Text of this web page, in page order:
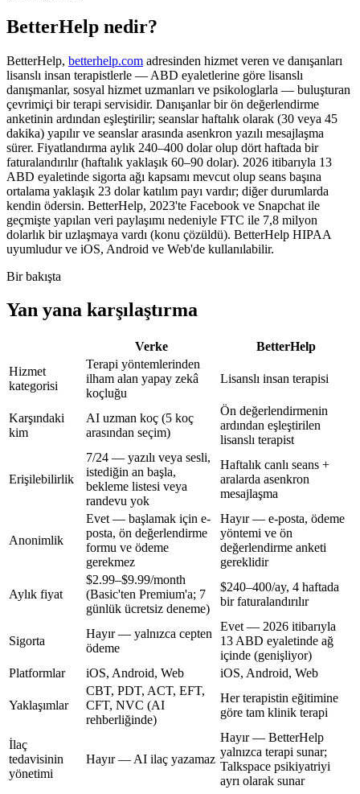
BetterHelp nedir?
BetterHelp, betterhelp.com adresinden hizmet veren ve danışanları
lisanslı insan terapistlerle — ABD eyaletlerine göre lisanslı
danışmanlar, sosyal hizmet uzmanları ve psikologlarla — buluşturan
çevrimiçi bir terapi servisidir. Danışanlar bir ön değerlendirme
anketinin ardından eşleştirilir; seanslar haftalık olarak (30 veya 45
dakika) yapılır ve seanslar arasında asenkron yazılı mesajlaşma
sürer. Fiyatlandırma aylık 240–400 dolar olup dört haftada bir
faturalandırılır (haftalık yaklaşık 60–90 dolar). 2026 itibarıyla 13
ABD eyaletinde sigorta ağı kapsamı mevcut olup seans başına
ortalama yaklaşık 23 dolar katılım payı vardır; diğer durumlarda
kendin ödersin. BetterHelp, 2023'te Facebook ve Snapchat ile
geçmişte yapılan veri paylaşımı nedeniyle FTC ile 7,8 milyon
dolarlık bir uzlaşmaya vardı (konu çözüldü). BetterHelp HIPAA
uyumludur ve iOS, Android ve Web'de kullanılabilir.
Bir bakışta
Yan yana karşılaştırma
Verke
BetterHelp
Hizmet
kategorisi
Terapi yöntemlerinden
ilham alan yapay zekâ
koçluğu
Lisanslı insan terapisi
Karşındaki
kim
AI uzman koç (5 koç
arasından seçim)
Ön değerlendirmenin
ardından eşleştirilen
lisanslı terapist
Erişilebilirlik
7/24 — yazılı veya sesli,
istediğin an başla,
bekleme listesi veya
randevu yok
Haftalık canlı seans +
aralarda asenkron
mesajlaşma
Anonimlik
Evet — başlamak için e-
posta, ön değerlendirme
formu ve ödeme
gerekmez
Hayır — e-posta, ödeme
yöntemi ve ön
değerlendirme anketi
gereklidir
Aylık fiyat
$2.99–$9.99/month
(Basic'ten Premium'a; 7
günlük ücretsiz deneme)
$240–400/ay, 4 haftada
bir faturalandırılır
Sigorta
Hayır — yalnızca cepten
ödeme
Evet — 2026 itibarıyla
13 ABD eyaletinde ağ
içinde (genişliyor)
Platformlar
iOS, Android, Web iOS, Android, Web
Yaklaşımlar
CBT, PDT, ACT, EFT,
CFT, NVC (AI
rehberliğinde)
Her terapistin eğitimine
göre tam klinik terapi
İlaç
tedavisinin
yönetimi
Hayır — AI ilaç yazamaz
Hayır — BetterHelp
yalnızca terapi sunar;
Talkspace psikiyatriyi
ayrı olarak sunar